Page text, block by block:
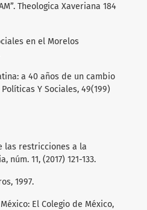
Theologica Xaveriana 184
en el Morelos
a 40 años de un cambio
Y Sociales, 49(199)
las restricciones a la
11, (2017) 121-133.
1997.
El Colegio de México,